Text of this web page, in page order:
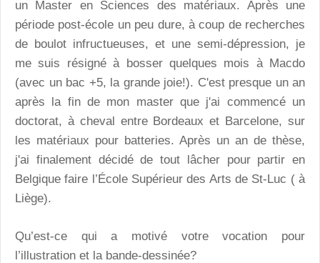
un Master en Sciences des matériaux. Après une
période post-école un peu dure, à coup de recherches
de boulot infructueuses, et une semi-dépression, je
me suis résigné à bosser quelques mois à Macdo
(avec un bac +5, la grande joie!). C'est presque un an
après la fin de mon master que j'ai commencé un
doctorat, à cheval entre Bordeaux et Barcelone, sur
les matériaux pour batteries. Après un an de thèse,
j'ai finalement décidé de tout lâcher pour partir en
Belgique faire l’École Supérieur des Arts de St-Luc ( à
Liège).
Qu’est-ce qui a motivé votre vocation pour
l’illustration et la bande-dessinée?